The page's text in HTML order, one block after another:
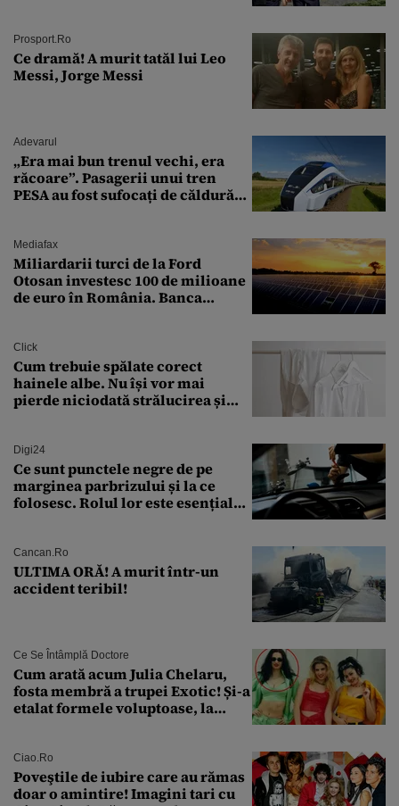
Prosport.ro
Ce dramă! A murit tatăl lui Leo
Messi, Jorge Messi
Adevarul
„Era mai bun trenul vechi, era
răcoare”. Pasagerii unui tren
PESA au fost sufocați de căldură
Mediafax
Miliardarii turci de la Ford
Otosan investesc 100 de milioane
de euro în România. Banca
Click
Cum trebuie spălate corect
hainele albe. Nu își vor mai
pierde niciodată strălucirea și
Digi24
Ce sunt punctele negre de pe
marginea parbrizului și la ce
folosesc. Rolul lor este esențial
Cancan.ro
ULTIMA ORĂ! A murit într-un
accident teribil!
Ce Se Întâmplă Doctore
Cum arată acum Julia Chelaru,
fosta membră a trupei Exotic! Și-a
etalat formele voluptoase, la
Ciao.ro
Poveştile de iubire care au rămas
doar o amintire! Imagini tari cu